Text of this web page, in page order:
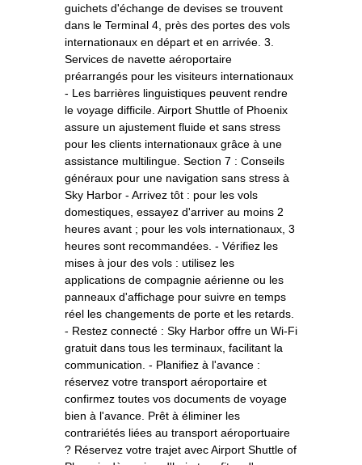
guichets d'échange de devises se trouvent
dans le Terminal 4, près des portes des vols
internationaux en départ et en arrivée. 3.
Services de navette aéroportaire
préarrangés pour les visiteurs internationaux
- Les barrières linguistiques peuvent rendre
le voyage difficile. Airport Shuttle of Phoenix
assure un ajustement fluide et sans stress
pour les clients internationaux grâce à une
assistance multilingue. Section 7 : Conseils
généraux pour une navigation sans stress à
Sky Harbor - Arrivez tôt : pour les vols
domestiques, essayez d'arriver au moins 2
heures avant ; pour les vols internationaux, 3
heures sont recommandées. - Vérifiez les
mises à jour des vols : utilisez les
applications de compagnie aérienne ou les
panneaux d'affichage pour suivre en temps
réel les changements de porte et les retards.
- Restez connecté : Sky Harbor offre un Wi-Fi
gratuit dans tous les terminaux, facilitant la
communication. - Planifiez à l'avance :
réservez votre transport aéroportaire et
confirmez toutes vos documents de voyage
bien à l'avance. Prêt à éliminer les
contrariétés liées au transport aéroportuaire
? Réservez votre trajet avec Airport Shuttle of